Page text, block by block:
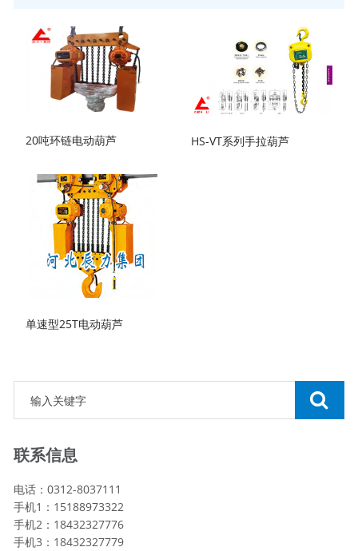
20吨环链电动葫芦 HS-VT系列手拉葫芦
单速型25T电动葫芦
联系信息
电话：0312-8037111
手机1：15188973322
手机2：18432327776
手机3：18432327779